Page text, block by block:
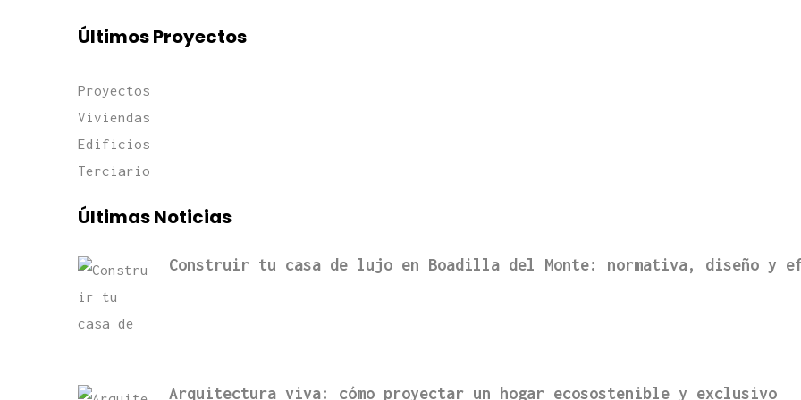
Últimos Proyectos
Proyectos
Viviendas
Edificios
Terciario
Últimas Noticias
Construir tu casa de lujo en Boadilla del Monte: normativa, diseño y
Arquitectura viva: cómo proyectar un hogar ecosostenible y exclusivo